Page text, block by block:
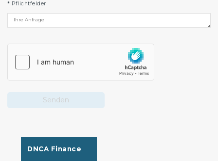
* Pflichtfelder
Senden
DNCA Finance